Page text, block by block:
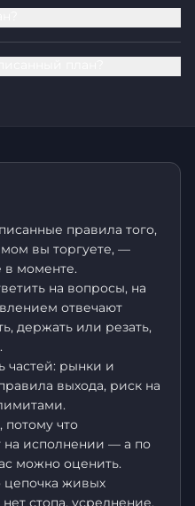
правила того,
вы торгуете, —
в моменте.
на вопросы, на
отвечают
держать или резать,
частей: рынки и
выхода, риск на
потому что
исполнении — а по
можно оценить.
цепочка живых
стопа, усреднение,